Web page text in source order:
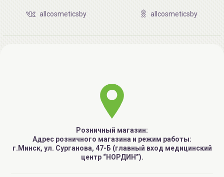
allcosmeticsby allcosmeticsby
Розничный магазин:
Адрес розничного магазина и режим работы:
г.Минск, ул. Сурганова, 47-Б (главный вход медицинский
центр “НОРДИН”).